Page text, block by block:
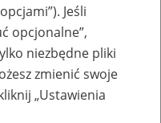
Jeśli
opcjonalne”,
niezbędne pliki
zmienić swoje
„Ustawienia